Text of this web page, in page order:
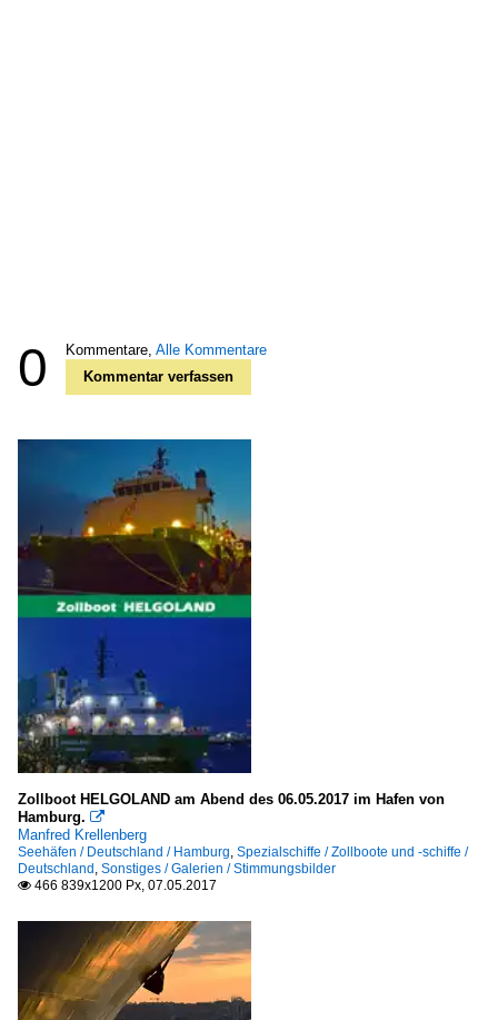
0 Kommentare, Alle Kommentare
Kommentar verfassen
Zollboot HELGOLAND am Abend des 06.05.2017 im Hafen von
Hamburg. 
Manfred Krellenberg
Seehäfen / Deutschland / Hamburg, Spezialschiffe / Zollboote und -schiffe /
Deutschland , Sonstiges / Galerien / Stimmungsbilder
 466 839x1200 Px, 07.05.2017